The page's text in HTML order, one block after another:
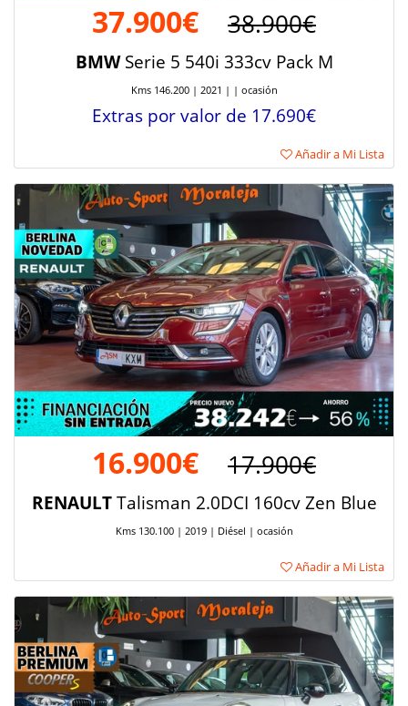
37.900€ 38.900€
BMWSerie 5 540i 333cv Pack M
Kms 146.200 | 2021 | | ocasión
Extras por valor de 17.690€
Añadir a Mi Lista
16.900€ 17.900€
RENAULTTalisman 2.0DCI 160cv Zen Blue
Kms 130.100 | 2019 | Diésel | ocasión
Añadir a Mi Lista